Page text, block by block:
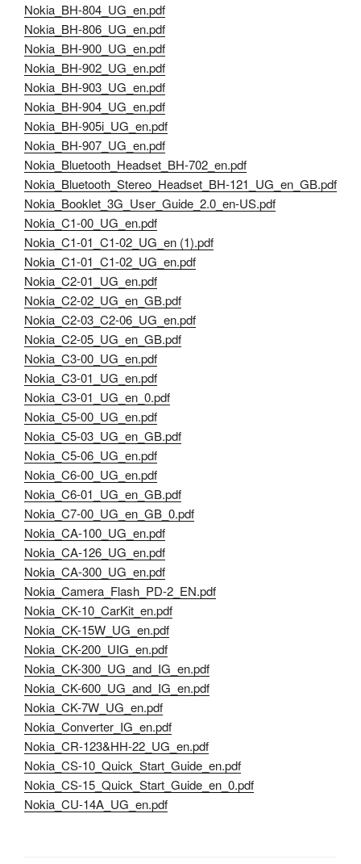
Nokia_BH-804_UG_en.pdf
Nokia_BH-806_UG_en.pdf
Nokia_BH-900_UG_en.pdf
Nokia_BH-902_UG_en.pdf
Nokia_BH-903_UG_en.pdf
Nokia_BH-904_UG_en.pdf
Nokia_BH-905i_UG_en.pdf
Nokia_BH-907_UG_en.pdf
Nokia_Bluetooth_Headset_BH-702_en.pdf
Nokia_Bluetooth_Stereo_Headset_BH-121_UG_en_GB.pdf
Nokia_Booklet_3G_User_Guide_2.0_en-US.pdf
Nokia_C1-00_UG_en.pdf
Nokia_C1-01_C1-02_UG_en (1).pdf
Nokia_C1-01_C1-02_UG_en.pdf
Nokia_C2-01_UG_en.pdf
Nokia_C2-02_UG_en_GB.pdf
Nokia_C2-03_C2-06_UG_en.pdf
Nokia_C2-05_UG_en_GB.pdf
Nokia_C3-00_UG_en.pdf
Nokia_C3-01_UG_en.pdf
Nokia_C3-01_UG_en_0.pdf
Nokia_C5-00_UG_en.pdf
Nokia_C5-03_UG_en_GB.pdf
Nokia_C5-06_UG_en.pdf
Nokia_C6-00_UG_en.pdf
Nokia_C6-01_UG_en_GB.pdf
Nokia_C7-00_UG_en_GB_0.pdf
Nokia_CA-100_UG_en.pdf
Nokia_CA-126_UG_en.pdf
Nokia_CA-300_UG_en.pdf
Nokia_Camera_Flash_PD-2_EN.pdf
Nokia_CK-10_CarKit_en.pdf
Nokia_CK-15W_UG_en.pdf
Nokia_CK-200_UIG_en.pdf
Nokia_CK-300_UG_and_IG_en.pdf
Nokia_CK-600_UG_and_IG_en.pdf
Nokia_CK-7W_UG_en.pdf
Nokia_Converter_IG_en.pdf
Nokia_CR-123&HH-22_UG_en.pdf
Nokia_CS-10_Quick_Start_Guide_en.pdf
Nokia_CS-15_Quick_Start_Guide_en_0.pdf
Nokia_CU-14A_UG_en.pdf